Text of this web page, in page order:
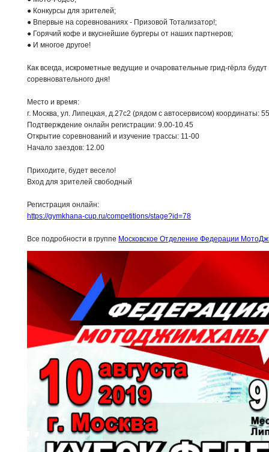
● Конкурсы для зрителей;
● Впервые на соревнованиях - Призовой Тотализатор!;
● Горячий кофе и вкуснейшие бургеры от наших партнеров;
● И многое другое!
Как всегда, искрометные ведущие и очаровательные грид-гёрлз
соревновательного дня!
Место и время:
г. Москва, ул. Липецкая, д.27с2 (рядом с автосервисом) координаты:
Подтверждение онлайн регистрации: 9.00-10.45
Открытие соревнований и изучение трассы: 11-00
Начало заездов: 12.00
Приходите, будет весело!
Вход для зрителей свободный
Регистрация онлайн:
https://gymkhana-cup.ru/competitions/stage?id=78
Все подробности в группе Московское Отделение Федерации